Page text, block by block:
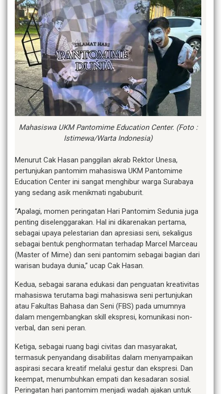
Mahasiswa UKM Pantomime Education Center. (Foto :
Istimewa/Warta Indonesia)
Menurut Cak Hasan panggilan akrab Rektor Unesa,
pertunjukan pantomim mahasiswa UKM Pantomime
Education Center ini sangat menghibur warga Surabaya
yang sedang asik menikmati ngabuburit.
“Apalagi, momen peringatan Hari Pantomim Sedunia juga
penting diselenggarakan. Hal ini dikarenakan pertama,
sebagai upaya pelestarian dan apresiasi seni, sekaligus
sebagai bentuk penghormatan terhadap Marcel Marceau
(Master of Mime) dan seni pantomim sebagai bagian dari
warisan budaya dunia,” ucap Cak Hasan.
Kedua, sebagai sarana edukasi dan penguatan kreativitas
mahasiswa terutama bagi mahasiswa seni pertunjukan
atau Fakultas Bahasa dan Seni (FBS) pada umumnya
dalam mengembangkan skill ekspresi, komunikasi non-
verbal, dan seni peran.
Ketiga, sebagai ruang bagi civitas dan masyarakat,
termasuk penyandang disabilitas dalam menyampaikan
aspirasi secara kreatif melalui gestur dan ekspresi. Dan
keempat, menumbuhkan empati dan kesadaran sosial.
Peringatan hari pantomim menjadi wadah ajakan untuk